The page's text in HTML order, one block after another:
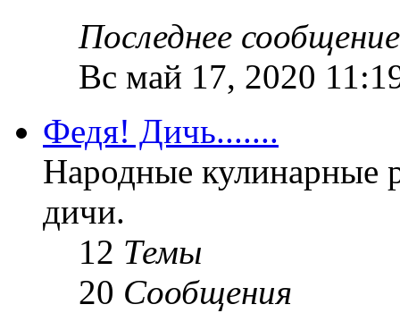
Последнее сообщение
Вс май 17, 2020
Федя! Дичь.......
Народные кулинарные
дичи.
12 Темы
20 Сообщения